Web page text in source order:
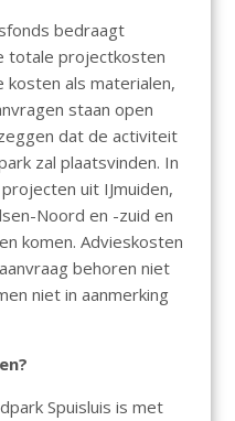
bedraagt
totale projectkosten
als materialen,
staan open
dat de activiteit
zal plaatsvinden. In
uit IJmuiden,
Noord en -zuid en
komen. Advieskosten
behoren niet
niet in aanmerking
Spuisluis is met